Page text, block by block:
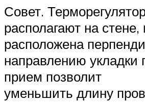
Совет.
располагают на стене,
расположена
направлению укладки
прием позволит
уменьшить длину